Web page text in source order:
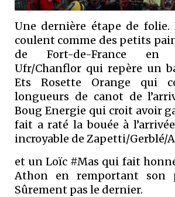
Une dernière étape de folie.
coulent comme des petits
de Fort-de-France en
Ufr/Chanflor qui repère un
Ets Rosette Orange qui
longueurs de canot de
Boug Energie qui croit avoir
fait a raté la bouée à
incroyable de Zapetti/Gerblé/
et un Loïc #Mas qui fait
Athon en remportant son
Sûrement pas le dernier.